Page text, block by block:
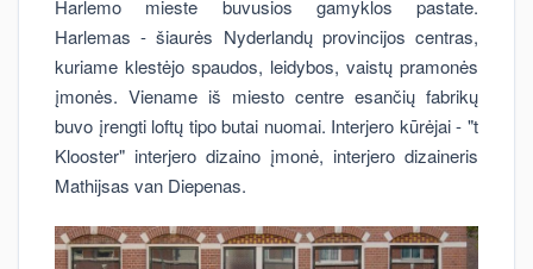
Harlemo mieste buvusios gamyklos pastate.
Harlemas - šiaurės Nyderlandų provincijos centras,
kuriame klestėjo spaudos, leidybos, vaistų pramonės
įmonės. Viename iš miesto centre esančių fabrikų
buvo įrengti loftų tipo butai nuomai. Interjero kūrėjai - "t
Klooster" interjero dizaino įmonė, interjero dizaineris
Mathijsas van Diepenas.